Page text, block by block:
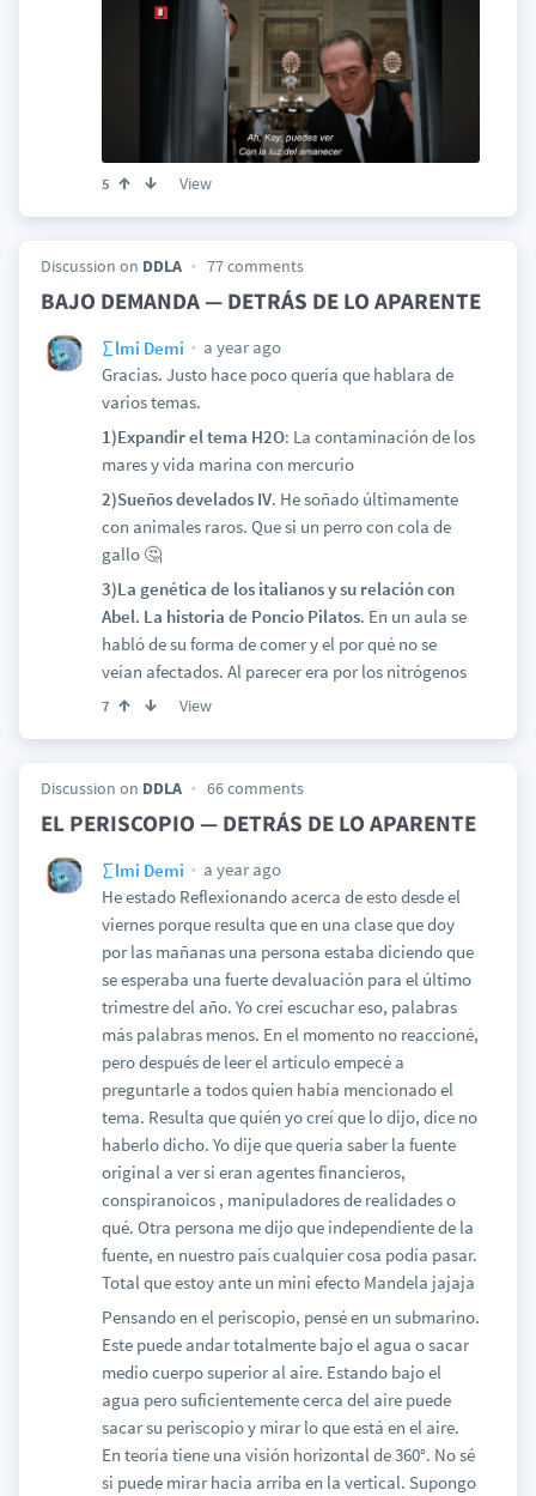
5 View
Discussion on DDLA 77 comments
BAJO DEMANDA — DETRÁS DE LO APARENTE
∑lmi Demi
a year ago
Gracias. Justo hace poco quería que hablara de
varios temas.
1)Expandir el tema H2O: La contaminación de los
mares y vida marina con mercurio
2)Sueños develados IV. He soñado últimamente
con animales raros. Que si un perro con cola de
gallo 🤔
3)La genética de los italianos y su relación con
Abel. La historia de Poncio Pilatos. En un aula se
habló de su forma de comer y el por qué no se
veían afectados. Al parecer era por los nitrógenos
7 View
Discussion on DDLA 66 comments
EL PERISCOPIO — DETRÁS DE LO APARENTE
∑lmi Demi
a year ago
He estado Reflexionando acerca de esto desde el
viernes porque resulta que en una clase que doy
por las mañanas una persona estaba diciendo que
se esperaba una fuerte devaluación para el último
trimestre del año. Yo creí escuchar eso, palabras
más palabras menos. En el momento no reaccioné,
pero después de leer el artículo empecé a
preguntarle a todos quien había mencionado el
tema. Resulta que quién yo creí que lo dijo, dice no
haberlo dicho. Yo dije que quería saber la fuente
original a ver si eran agentes financieros,
conspiranoicos , manipuladores de realidades o
qué. Otra persona me dijo que independiente de la
fuente, en nuestro país cualquier cosa podía pasar.
Total que estoy ante un mini efecto Mandela jajaja
Pensando en el periscopio, pensé en un submarino.
Este puede andar totalmente bajo el agua o sacar
medio cuerpo superior al aire. Estando bajo el
agua pero suficientemente cerca del aire puede
sacar su periscopio y mirar lo que está en el aire.
En teoría tiene una visión horizontal de 360°. No sé
si puede mirar hacia arriba en la vertical. Supongo